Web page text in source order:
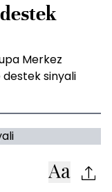
Merkez
destek sinyali